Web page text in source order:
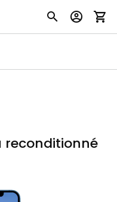
reconditionné